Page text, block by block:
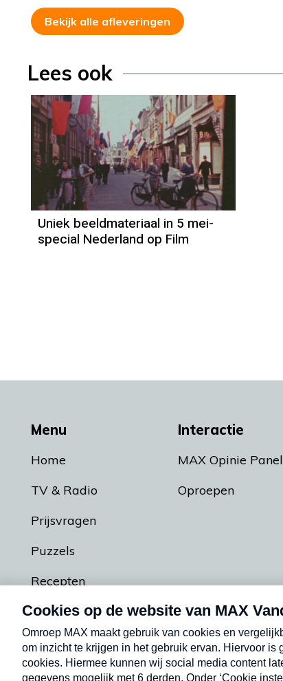
Bekijk alle afleveringen
Lees ook
Uniek beeldmateriaal in 5 mei-
special Nederland op Film
Menu
Home
TV & Radio
Prijsvragen
Puzzels
Recepten
Podcasts
Interactie
MAX Opinie Panel
Oproepen